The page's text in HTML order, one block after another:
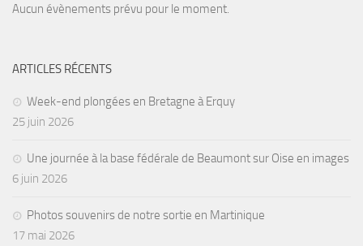
Aucun évènements prévu pour le moment.
ARTICLES RÉCENTS
Week-end plongées en Bretagne à Erquy
25 juin 2026
Une journée à la base fédérale de Beaumont sur Oise en images
6 juin 2026
Photos souvenirs de notre sortie en Martinique
17 mai 2026